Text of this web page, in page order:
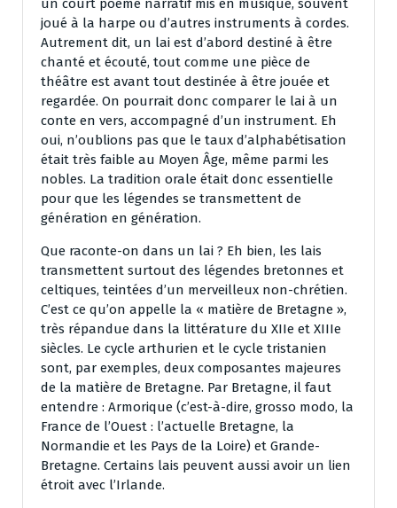
un court poème narratif mis en musique, souvent
joué à la harpe ou d’autres instruments à cordes.
Autrement dit, un lai est d’abord destiné à être
chanté et écouté, tout comme une pièce de
théâtre est avant tout destinée à être jouée et
regardée. On pourrait donc comparer le lai à un
conte en vers, accompagné d’un instrument. Eh
oui, n’oublions pas que le taux d’alphabétisation
était très faible au Moyen Âge, même parmi les
nobles. La tradition orale était donc essentielle
pour que les légendes se transmettent de
génération en génération.
Que raconte-on dans un lai ? Eh bien, les lais
transmettent surtout des légendes bretonnes et
celtiques, teintées d’un merveilleux non-chrétien.
C’est ce qu’on appelle la « matière de Bretagne »,
très répandue dans la littérature du XIIe et XIIIe
siècles. Le cycle arthurien et le cycle tristanien
sont, par exemples, deux composantes majeures
de la matière de Bretagne. Par Bretagne, il faut
entendre : Armorique (c’est-à-dire, grosso modo, la
France de l’Ouest : l’actuelle Bretagne, la
Normandie et les Pays de la Loire) et Grande-
Bretagne. Certains lais peuvent aussi avoir un lien
étroit avec l’Irlande.